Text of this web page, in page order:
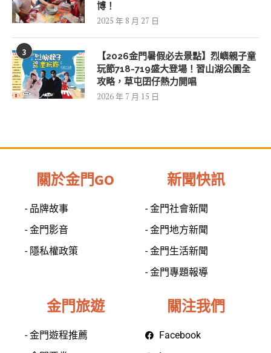
博！
2025 年 8 月 27 日
3
【2026金門暑假必去景點】烈嶼親子童
玩節718-719盛大登場！習山湖公園全
攻略，草屯囝仔熱力開唱
2026 年 7 月 15 日
關於金門GO
- 品牌故事
- 金門影音
- 隱私權政策
新聞快訊
- 金門社會新聞
- 金門地方新聞
- 金門生活新聞
- 金門專題報導
金門旅遊
- 金門遊程推薦
關注我們
Facebook